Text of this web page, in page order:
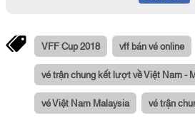
VFF Cup 2018 vff bán vé online
vé trận chung kết lượt về Việt Nam -
vé Việt Nam Malaysia vé trận